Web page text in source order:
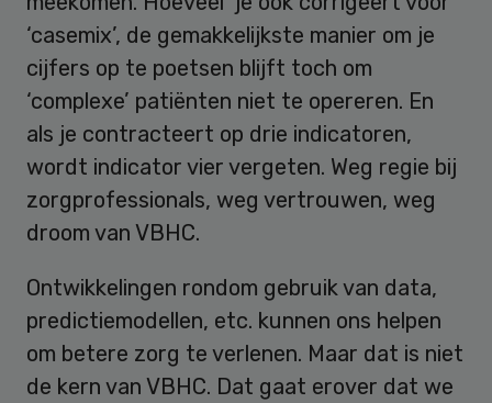
‘casemix’, de gemakkelijkste manier om je
cijfers op te poetsen blijft toch om
‘complexe’ patiënten niet te opereren. En
als je contracteert op drie indicatoren,
wordt indicator vier vergeten. Weg regie bij
zorgprofessionals, weg vertrouwen, weg
droom van VBHC.
Ontwikkelingen rondom gebruik van data,
predictiemodellen, etc. kunnen ons helpen
om betere zorg te verlenen. Maar dat is niet
de kern van VBHC. Dat gaat erover dat we